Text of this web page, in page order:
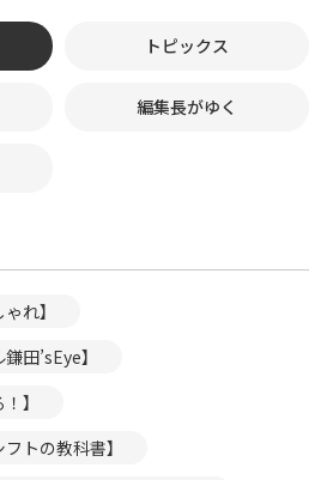
トピックス
編集長がゆく
れ】
田’sEye】
】
トの教科書】